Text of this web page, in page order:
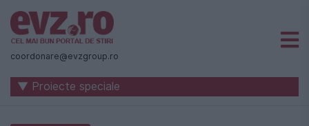
Știri
naționale
internaționale
coordonare@evzgroup.ro
▼ Proiecte speciale